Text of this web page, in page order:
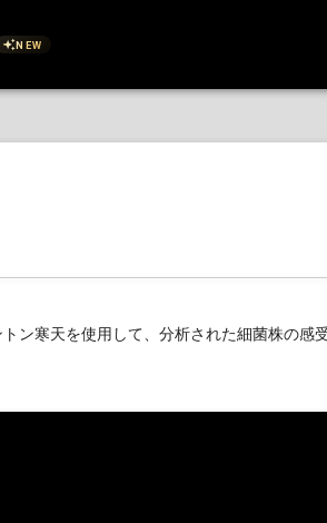
NEW
ン寒天を使用して、分析された細菌株の